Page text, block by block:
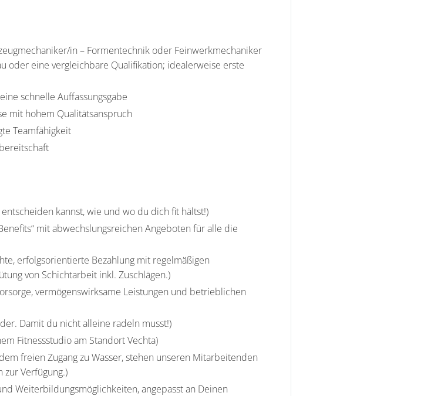
in – Formentechnik oder Feinwerkmechaniker
oder eine vergleichbare Qualifikation; idealerweise erste
schnelle Auffassungsgabe
mit hohem Qualitätsanspruch
Teamfähigkeit
kannst, wie und wo du dich fit hältst!)
mit abwechslungsreichen Angeboten für alle die
erfolgsorientierte Bezahlung mit regelmäßigen
von Schichtarbeit inkl. Zuschlägen.)
vermögenswirksame Leistungen und betrieblichen
Damit du nicht alleine radeln musst!)
Fitnessstudio am Standort Vechta)
freien Zugang zu Wasser, stehen unseren Mitarbeitenden
zur Verfügung.)
Weiterbildungsmöglichkeiten, angepasst an Deinen